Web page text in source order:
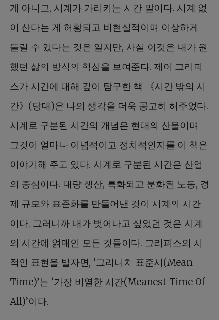
게 아니고, 시계가 가리키는 시간 말이다. 시계 없
이 산다는 게 허황되고 비현실적이며 이상하게
들릴 수 있다는 것은 알지만, 사실 이것은 내가 원
했던 삶의 방식의 핵심을 보여준다. 제이 그리피
스가 시간에 대해 깊이 탐구한 책 《시간 밖의 시
간》(당대)은 나의 생각을 더욱 공고히 해주었다.
시계로 구분된 시간의 개념은 현대의 산물이며
그것이 얼마나 이념적이고 정치적인지를 이 책은
이야기해 주고 있다. 시계로 구분된 시간은 산업
의 중심이다. 대량 생산, 특화되고 분화된 노동, 경
제 규모와 표준화를 만들어낸 것이 시계의 시간
이다. 그러니까 내가 벗어나고 싶었던 것은 시계
의 시간에 얽매인 모든 것들이다. 그리피스의 시
적인 표현을 빌자면, ‘그리니치 표준시(Mean
Time)’는 ‘가장 비열한 시간(Meanest Time Of
All)’이다.